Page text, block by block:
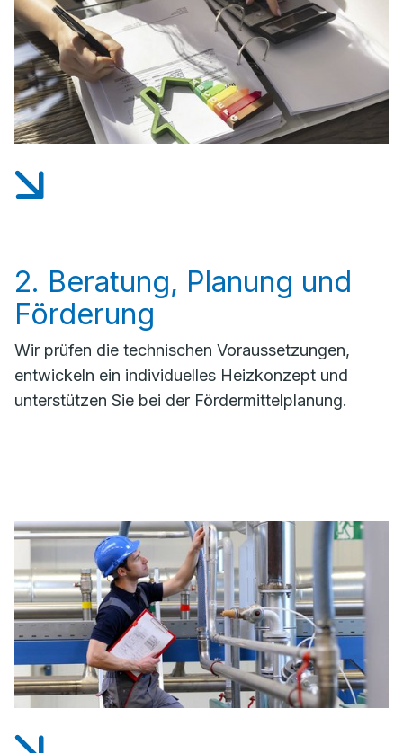
2. Beratung, Planung und
Förderung
Wir prüfen die technischen Voraussetzungen,
entwickeln ein individuelles Heizkonzept und
unterstützen Sie bei der Fördermittelplanung.